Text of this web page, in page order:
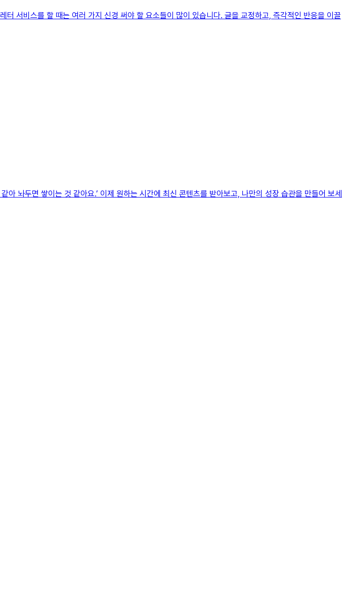
서비스를 할 때는 여러 가지 신경 써야 할 요소들이 많이 있습니다. 글을 교정하고, 즉각적인 반응을 이끌
놔두면 쌓이는 것 같아요.’ 이제 원하는 시간에 최신 콘텐츠를 받아보고, 나만의 성장 습관을 만들어 보세